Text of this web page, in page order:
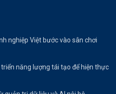
nghiệp Việt bước vào sân chơi
năng lượng tái tạo để hiện thực